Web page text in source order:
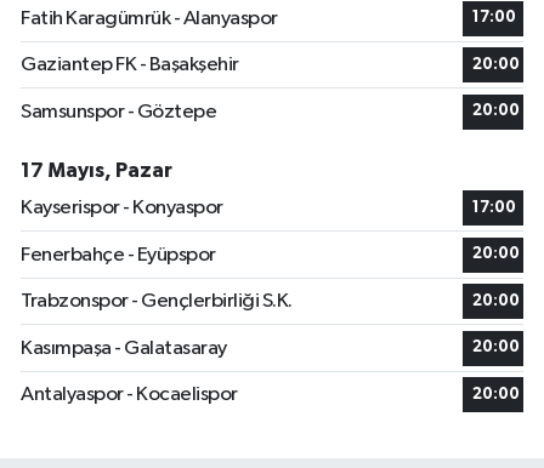
Fatih Karagümrük - Alanyaspor
17:00
Gaziantep FK - Başakşehir 20:00
Samsunspor - Göztepe 20:00
17 Mayıs, Pazar
Kayserispor - Konyaspor
17:00
Fenerbahçe - Eyüpspor 20:00
Trabzonspor - Gençlerbirliği S.K. 20:00
Kasımpaşa - Galatasaray 20:00
Antalyaspor - Kocaelispor 20:00